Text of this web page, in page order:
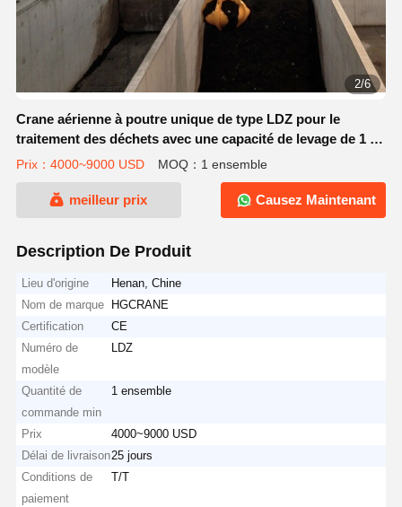
3/6
Crane aérienne à poutre unique de type LDZ pour le
traitement des déchets avec une capacité de levage de 1 à
20 tonnes et contrôle au sol + télécommande pour les
Prix：4000~9000 USD MOQ：1 ensemble
meilleur prix Causez Maintenant
Description De Produit
Lieu d'origine
Henan, Chine
Nom de marque
HGCRANE
Certification
CE
Numéro de
modèle
LDZ
Quantité de
commande min
1 ensemble
Prix
4000~9000 USD
Délai de livraison25 jours
Conditions de
paiement
T/T